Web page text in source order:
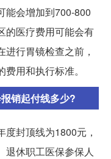
能会增加到700-800
的医疗费用可能会有
行胃镜检查之前，
用和执行标准。
销起付线多少?
封顶线为1800元，
退休职工医保参保人